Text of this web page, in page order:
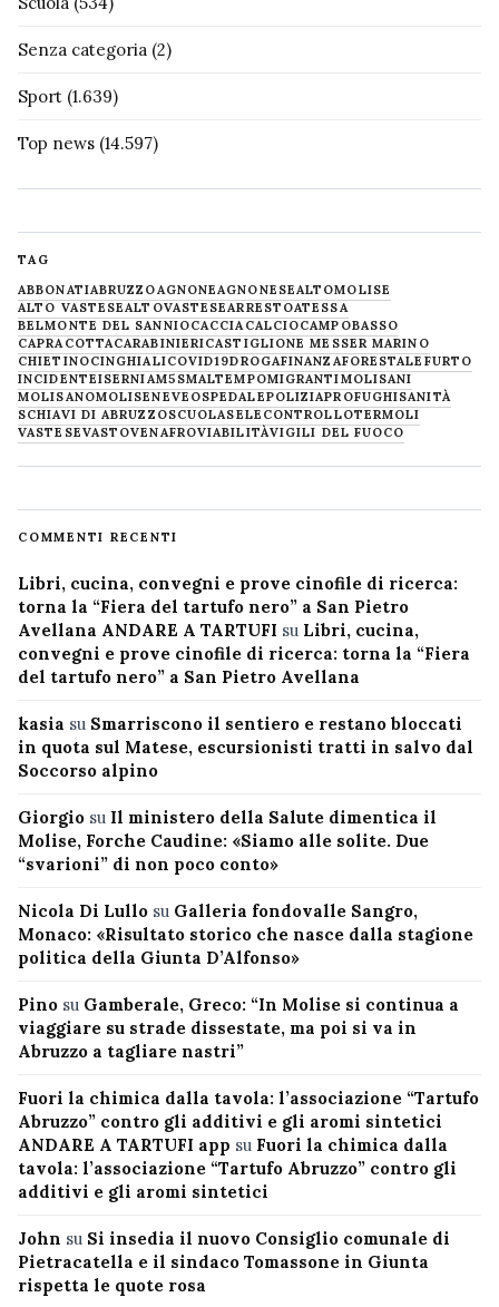
Senza categoria (2)
Sport (1.639)
Top news (14.597)
TAG
ABBONATIABRUZZOAGNONEAGNONESEALTOMOLISE
ALTO VASTESEALTOVASTESEARRESTOATESSA
BELMONTE DEL SANNIOCACCIACALCIOCAMPOBASSO
CAPRACOTTACARABINIERICASTIGLIONE MESSER MARINO
CHIETINOCINGHIALICOVID19DROGAFINANZAFORESTALE FURTO
INCIDENTEISERNIAM5SMALTEMPOMIGRANTIMOLISANI
MOLISANOMOLISENEVE OSPEDALEPOLIZIAPROFUGHISANITÀ
SCHIAVI DI ABRUZZOSCUOLASELECONTROLLOTERMOLI
VASTESEVASTOVENAFROVIABILITÀVIGILI DEL FUOCO
COMMENTI RECENTI
Libri, cucina, convegni e prove cinofile di ricerca:
torna la “Fiera del tartufo nero” a San Pietro
Avellana ANDARE A TARTUFI su Libri, cucina,
convegni e prove cinofile di ricerca: torna la “Fiera
del tartufo nero” a San Pietro Avellana
kasia su Smarriscono il sentiero e restano bloccati
in quota sul Matese, escursionisti tratti in salvo dal
Soccorso alpino
Giorgio su Il ministero della Salute dimentica il
Molise, Forche Caudine: «Siamo alle solite. Due
“svarioni” di non poco conto»
Nicola Di Lullo su Galleria fondovalle Sangro,
Monaco: «Risultato storico che nasce dalla stagione
politica della Giunta D’Alfonso»
Pino su Gamberale, Greco: “In Molise si continua a
viaggiare su strade dissestate, ma poi si va in
Abruzzo a tagliare nastri”
Fuori la chimica dalla tavola: l’associazione “Tartufo
Abruzzo” contro gli additivi e gli aromi sintetici
ANDARE A TARTUFI app su Fuori la chimica dalla
tavola: l’associazione “Tartufo Abruzzo” contro gli
additivi e gli aromi sintetici
John su Si insedia il nuovo Consiglio comunale di
Pietracatella e il sindaco Tomassone in Giunta
rispetta le quote rosa